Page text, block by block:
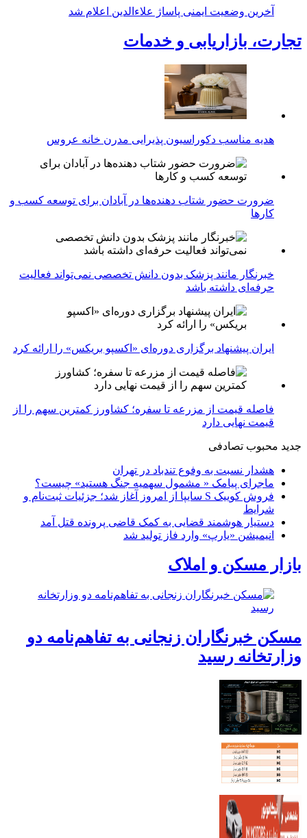
آخرین وضعیت ایمنی پاساژ علاءالدین اعلام شد
تجارت، بازاریابی و خدمات
هدیه مناسب دکوراسیون پذیرایی مدرن خانه عروس
ضرورت حضور شتاب ‌دهنده‌ها در آبادان برای توسعه کسب‌ و
کارها
خبرنگار مانند پزشک بدون دانش تخصصی نمی‌تواند فعالیت
حرفه‌ای داشته باشد
ایران پیشنهاد برگزاری دوره‌ای «اکسپو بریکس» را ارائه کرد
فاصله قیمت از مزرعه تا سفره؛ کشاورز کمترین سهم را از
قیمت نهایی دارد
جدید محبوب تصادفی
هشدار نسبت به وفوع تندباد در تهران
ماجرای پیامک « مشمول سهمیه جنگ هستید» چیست؟
فروش کوییک S سایپا از امروز آغاز شد؛ جزئیات ثبت‌نام و
شرایط
دستیار هوشمند قضایی به کمک قاضی پرونده قتل آمد
انیمیشن «یارپ» وارد فاز تولید شد
بازار مسکن و املاک
مسکن خبرنگاران زنجانی به تفاهم‌نامه دو
وزارتخانه رسید